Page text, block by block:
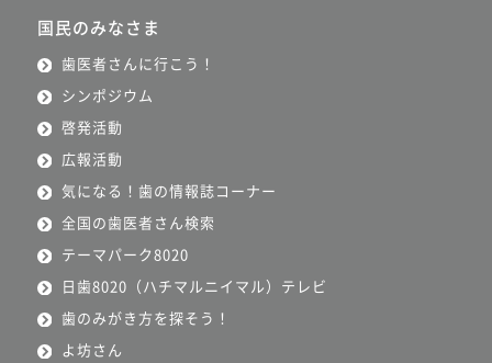
国民のみなさま
歯医者さんに行こう！
シンポジウム
啓発活動
広報活動
気になる！歯の情報誌コーナー
全国の歯医者さん検索
テーマパーク8020
日歯8020（ハチマルニイマル）テレビ
歯のみがき方を探そう！
よ坊さん